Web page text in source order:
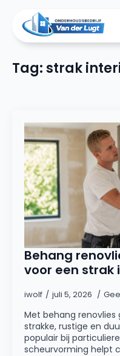
Tag:strak
Behang
voor een strak
iwolf juli 5, 2026
Met behang renovlies
strakke, rustige en
populair bij
scheurvorming helpt